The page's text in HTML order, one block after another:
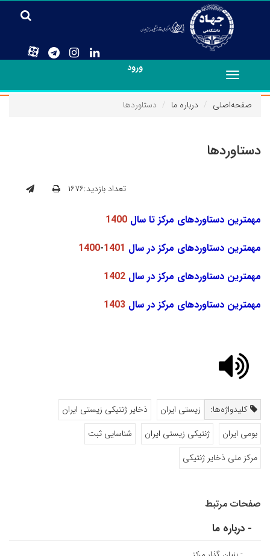
ورود
Toggle
navigation
صفحه‌اصلی
درباره ما دستاوردها
دستاوردها
تعداد بازدید:۱۶۷۶
مهمترین دستاوردهای مرکز تا سال 1400
مهمترین دستاوردهای مرکز در سال 1401
-
1400
مهمترین دستاوردهای مرکز در سال 1402
مهمترین دستاوردهای مرکز در سال 1403
کلیدواژه‌ها: زیستی ایران
ذخایر ژنتیکی زیستی ایران
بومی ایران
ژنتیکی زیستی ایران
شناسایی ثبت
مرکز ملی ذخایر ژنتیکی
صفحات مرتبط
- درباره ما